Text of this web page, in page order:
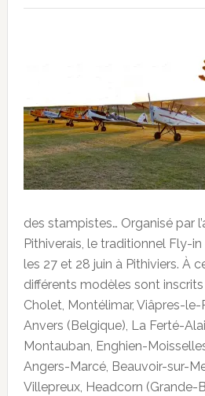
des stampistes… Organisé par
Pithiverais, le traditionnel Fly-
les 27 et 28 juin à Pithiviers. À
différents modèles sont
Cholet, Montélimar, Viâpres-le-
Anvers (Belgique), La Ferté-
Montauban, Enghien-
Angers-Marcé, Beauvoir-sur-
Villepreux, Headcorn (Grande-